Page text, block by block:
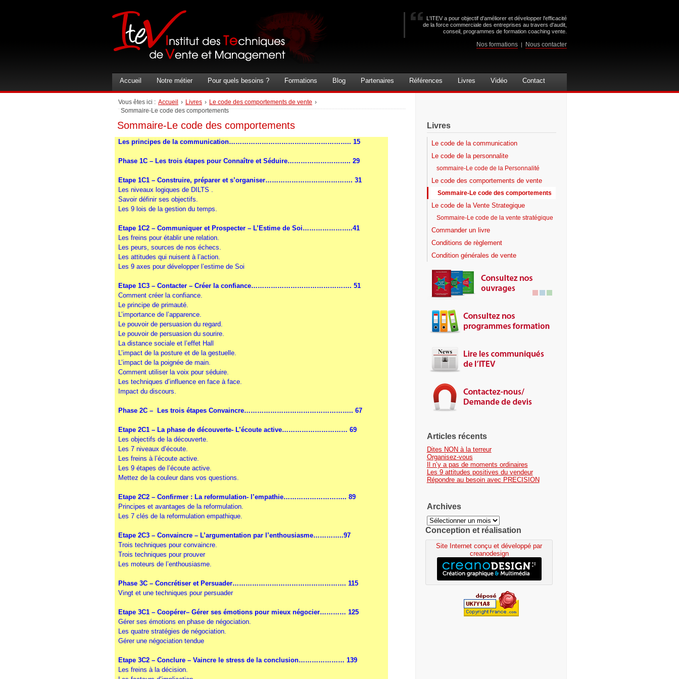
L'ITEV a pour objectif d'améliorer et développer l'efficacité
de la force commerciale des entreprises au travers d'audit,
conseil, programmes de formation coaching vente.
Nos formations | Nous contacter
Accueil Notre métier Pour quels besoins ? Formations Blog Partenaires Références Livres Vidéo Contact
Vous êtes ici : Accueil › Livres › Le code des comportements de vente ›
Sommaire-Le code des comportements
Sommaire-Le code des comportements
Les principes de la communication……………………………………………….. 15
Phase 1C – Les trois étapes pour Connaître et Séduire……………………….. 29
Etape 1C1 – Construire, préparer et s’organiser…………………………………. 31
Les niveaux logiques de DILTS .
Savoir définir ses objectifs.
Les 9 lois de la gestion du temps.
Etape 1C2 – Communiquer et Prospecter – L’Estime de Soi…………………..41
Les freins pour établir une relation.
Les peurs, sources de nos échecs.
Les attitudes qui nuisent à l’action.
Les 9 axes pour développer l’estime de Soi
Etape 1C3 – Contacter – Créer la confiance………………………………………. 51
Comment créer la confiance.
Le principe de primauté.
L’importance de l’apparence.
Le pouvoir de persuasion du regard.
Le pouvoir de persuasion du sourire.
La distance sociale et l’effet Hall
L’impact de la posture et de la gestuelle.
L’impact de la poignée de main.
Comment utiliser la voix pour séduire.
Les techniques d’influence en face à face.
Impact du discours.
Phase 2C – Les trois étapes Convaincre………………………………………….. 67
Etape 2C1 – La phase de découverte- L’écoute active………………………… 69
Les objectifs de la découverte.
Les 7 niveaux d’écoute.
Les freins à l’écoute active.
Les 9 étapes de l’écoute active.
Mettez de la couleur dans vos questions.
Etape 2C2 – Confirmer : La reformulation- l’empathie……………………….. 89
Principes et avantages de la reformulation.
Les 7 clés de la reformulation empathique.
Etape 2C3 – Convaincre – L’argumentation par l’enthousiasme…………..97
Trois techniques pour convaincre.
Trois techniques pour prouver
Les moteurs de l’enthousiasme.
Phase 3C – Concrétiser et Persuader……………………………………………. 115
Vingt et une techniques pour persuader
Etape 3C1 – Coopérer– Gérer ses émotions pour mieux négocier………… 125
Gérer ses émotions en phase de négociation.
Les quatre stratégies de négociation.
Gérer une négociation tendue
Etape 3C2 – Conclure – Vaincre le stress de la conclusion………………… 139
Les freins à la décision.
Livres
Le code de la communication
Le code de la personnalite
sommaire-Le code de la Personnalité
Le code des comportements de vente
Sommaire-Le code des comportements
Le code de la Vente Strategique
Sommaire-Le code de la vente stratégique
Commander un livre
Conditions de règlement
Condition générales de vente
Articles récents
Dites NON à la terreur
Organisez-vous
Il n’y a pas de moments ordinaires
Les 9 attitudes positives du vendeur
Répondre au besoin avec PRECISION
Archives
Archives
Conception et réalisation
Site Internet conçu et développé par
creanodesign